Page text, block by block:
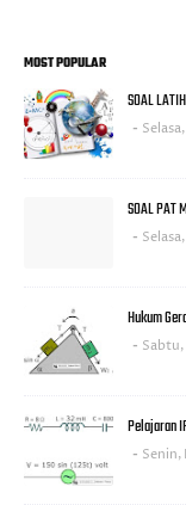
MOST POPULAR
SOAL
SOAL PAT
Hukum
Pelajaran
Senin,